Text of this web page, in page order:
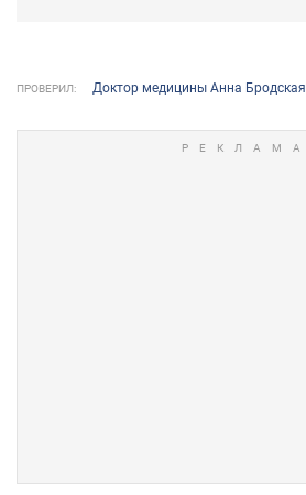
ПРОВЕРИЛ: Доктор медицины Анна Бродская